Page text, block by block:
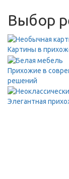
Выбор
Картины в
Прихожие в
решений
Элегантная